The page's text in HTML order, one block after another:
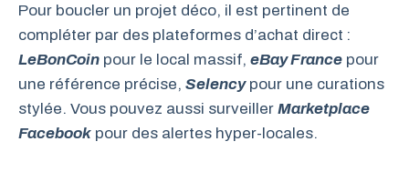
Pour boucler un projet déco, il est pertinent de
compléter par des plateformes d’achat direct :
LeBonCoin pour le local massif, eBay France pour
une référence précise, Selencypour une curations
stylée. Vous pouvez aussi surveiller Marketplace
Facebook pour des alertes hyper-locales.